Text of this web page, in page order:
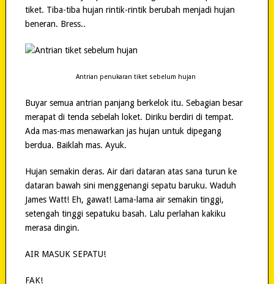
tiket. Tiba-tiba hujan rintik-rintik berubah menjadi hujan
beneran. Bress..
Antrian penukaran tiket sebelum hujan
Buyar semua antrian panjang berkelok itu. Sebagian besar
merapat di tenda sebelah loket. Diriku berdiri di tempat.
Ada mas-mas menawarkan jas hujan untuk dipegang
berdua. Baiklah mas. Ayuk.
Hujan semakin deras. Air dari dataran atas sana turun ke
dataran bawah sini menggenangi sepatu baruku. Waduh
James Watt! Eh, gawat! Lama-lama air semakin tinggi,
setengah tinggi sepatuku basah. Lalu perlahan kakiku
merasa dingin.
AIR MASUK SEPATU!
FAK!